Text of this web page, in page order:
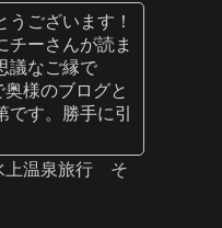
うございます！
チーさんが読ま
議なご縁で
様のブログと
です。勝手に引
上温泉旅行 そ